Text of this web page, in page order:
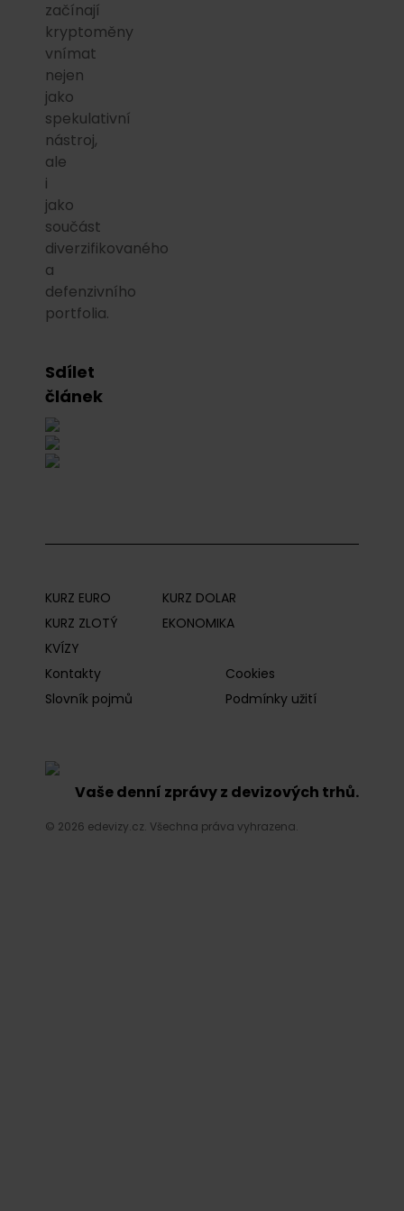
začínají
kryptoměny
vnímat
nejen
jako
spekulativní
nástroj,
ale
i
jako
součást
diverzifikovaného
a
defenzivního
portfolia.
Sdílet
článek
KURZ EURO
KURZ DOLAR
KURZ ZLOTÝ
EKONOMIKA
KVÍZY
Kontakty
Cookies
Slovník pojmů
Podmínky užití
Vaše denní zprávy z devizových trhů.
© 2026 edevizy.cz. Všechna práva vyhrazena.